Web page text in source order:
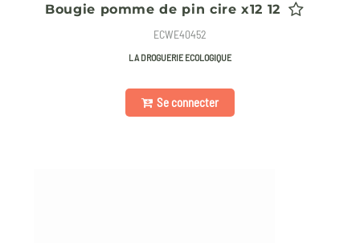
Bougie pomme de pin cire x12 12
ECWE40452
LA DROGUERIE ECOLOGIQUE
Se connecter